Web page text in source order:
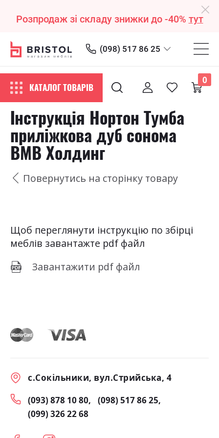
Розпродаж зі складу знижки до -40% тут
(098) 517 86 25
КАТАЛОГ ТОВАРІВ
0
Інструкція Нортон Тумба
приліжкова дуб сонома
ВМВ Холдинг
Повернутись на сторінку товару
Щоб переглянути інструкцію по збірці
меблів завантажте pdf файл
Завантажити pdf файл
с.Сокільники, вул.Стрийська, 4
(093) 878 10 80
(098) 517 86 25
(099) 326 22 68